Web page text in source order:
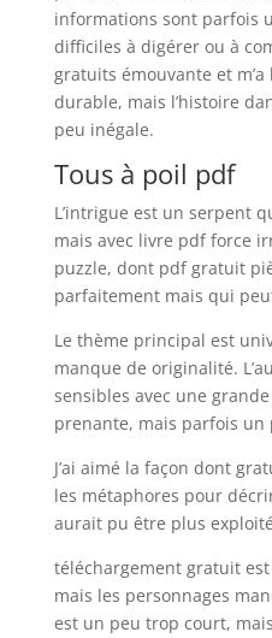
informations sont parfois
difficiles à digérer ou à
gratuits émouvante et
durable, mais l’histoire
peu inégale.
Tous à poil pdf
L’intrigue est un serpent
mais avec livre pdf force
puzzle, dont pdf gratuit
parfaitement mais qui
Le thème principal est
manque de originalité.
sensibles avec une
prenante, mais parfois un
J’ai aimé la façon dont
les métaphores pour
aurait pu être plus
téléchargement gratuit
mais les personnages
est un peu trop court,